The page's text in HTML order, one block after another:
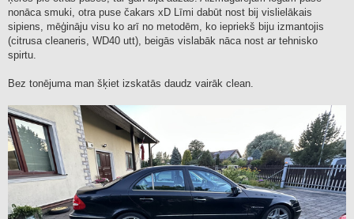
nonāca smuki, otra puse čakars xD Līmi dabūt nost bij vislielākais
sipiens, mēģināju visu ko arī no metodēm, ko iepriekš biju izmantojis
(citrusa cleaneris, WD40 utt), beigās vislabāk nāca nost ar tehnisko
spirtu.
Bez tonējuma man šķiet izskatās daudz vairāk clean.